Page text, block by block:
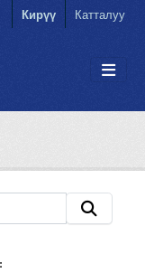
Кирүү Катталуу